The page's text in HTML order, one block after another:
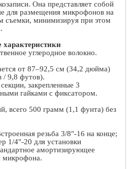
Она представляет собой
для размещения микрофонов на
съемки, минимизируя при этом
углеродное волокно.
от 87–92,5 см (34,2 дюйма)
/ 9,8 футов).
закрепленные 3
гайками с фиксатором.
всего 500 грамм (1,1 фунта) без
резьба 3/8"-16 на конце;
1/4"-20 для установки
амортизирующее
микрофона.